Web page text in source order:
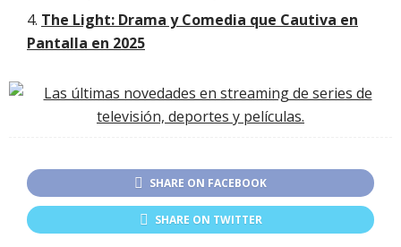
The Light: Drama y Comedia que Cautiva en
Pantalla en 2025
SHARE ON FACEBOOK
SHARE ON TWITTER